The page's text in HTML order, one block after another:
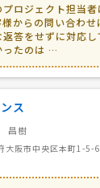
プロジェクト担当
からの問い合わせ
答をせずに対応し
ったのは …
ス
昌樹
大阪市中央区本町1-5-